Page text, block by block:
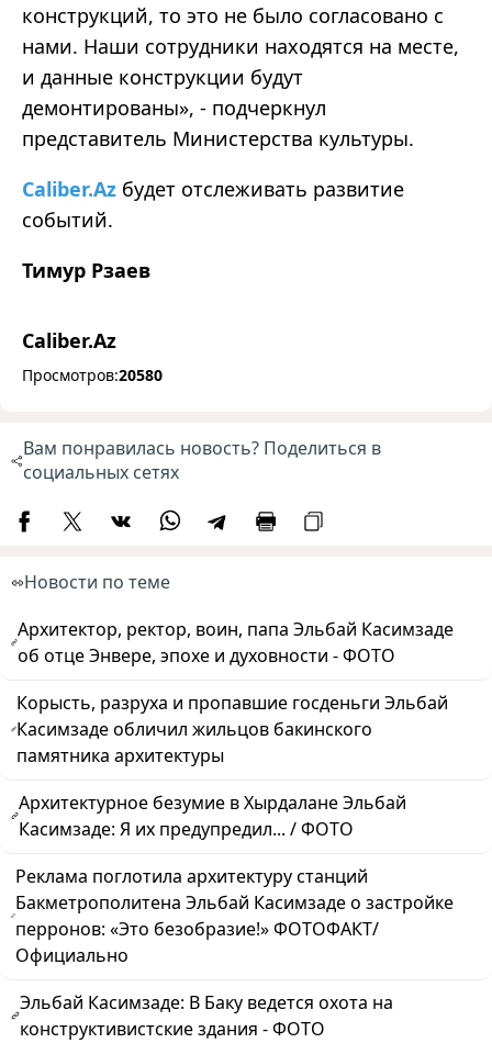
конструкций, то это не было согласовано с
нами. Наши сотрудники находятся на месте,
и данные конструкции будут
демонтированы», - подчеркнул
представитель Министерства культуры.
Caliber.Az будет отслеживать развитие
событий.
Тимур Рзаев
Caliber.Az
Просмотров:20580
Вам понравилась новость? Поделиться в
социальных сетях
Новости по теме
Архитектор, ректор, воин, папа Эльбай Касимзаде
об отце Энвере, эпохе и духовности - ФОТО
Корысть, разруха и пропавшие госденьги Эльбай
Касимзаде обличил жильцов бакинского
памятника архитектуры
Архитектурное безумие в Хырдалане Эльбай
Касимзаде: Я их предупредил... / ФОТО
Реклама поглотила архитектуру станций
Бакметрополитена Эльбай Касимзаде о застройке
перронов: «Это безобразие!» ФОТОФАКТ/
Официально
Эльбай Касимзаде: В Баку ведется охота на
конструктивистские здания - ФОТО